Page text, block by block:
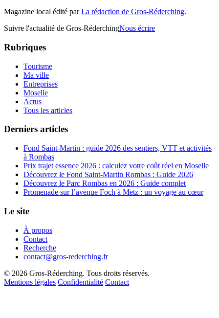
Magazine local édité parLa rédaction de Gros-Réderching.
Suivre l'actualité de Gros-RéderchingNous écrire
Rubriques
Tourisme
Ma ville
Entreprises
Moselle
Actus
Tous les articles
Derniers articles
Fond Saint-Martin : guide 2026 des sentiers, VTT et activités
à Rombas
Prix trajet essence 2026 : calculez votre coût réel en Moselle
Découvrez le Fond Saint-Martin Rombas : Guide 2026
Découvrez le Parc Rombas en 2026 : Guide complet
Promenade sur l’avenue Foch à Metz : un voyage au cœur
Le site
À propos
Contact
Recherche
contact@gros-rederching.fr
© 2026 Gros-Réderching. Tous droits réservés.
Mentions légales Confidentialité Contact